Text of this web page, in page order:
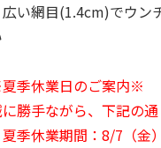
広い網目(1.4cm)でウ
季休業日のご案内※
勝手ながら、下記の
夏季休業期間：8/7（金